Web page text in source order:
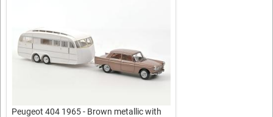
Peugeot 404 1965 - Brown metallic with